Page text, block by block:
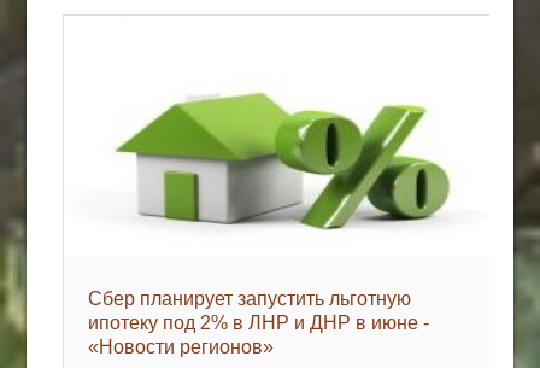
Cбер планирует запустить льготную
ипотеку под 2% в ЛНР и ДНР в июне -
«Новости регионов»